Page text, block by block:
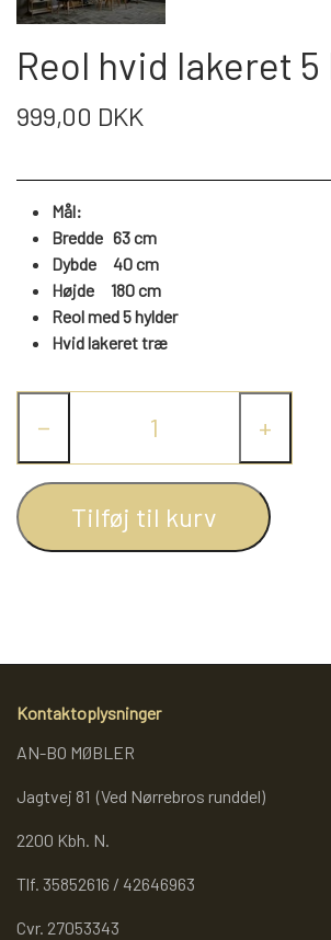
DAYBED/
ENTRE
REOL MISTRAL
REOL SIGN
REOL BASIC
VÆGPANELER
SPEJLE
SPEJLE
SPEJLE
VÆGPANELER
SPEJLE
PARKERING
MONTERING &
Reol hvid lakeret
999,00 DKK
Mål:
Bredde 63 cm
Dybde 40 cm
Højde
180cm
Reol med 5 hylder
Hvid lakeret træ
− +
Tilføj til kurv
Kontaktoplysninger
AN-BO MØBLER
Jagtvej 81 (Ved Nørrebros runddel)
2200 Kbh. N.
Tlf. 35852616 / 42646963
Cvr. 27053343